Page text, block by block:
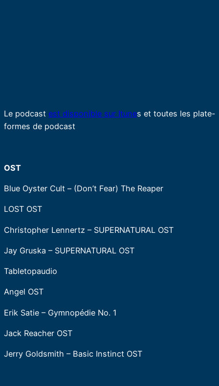
Le podcast est disponible sur Itunes et toutes les plate-
formes de podcast
OST
Blue Oyster Cult – (Don’t Fear) The Reaper
LOST OST
Christopher Lennertz – SUPERNATURAL OST
Jay Gruska – SUPERNATURAL OST
Tabletopaudio
Angel OST
Erik Satie – Gymnopédie No. 1
Jack Reacher OST
Jerry Goldsmith – Basic Instinct OST